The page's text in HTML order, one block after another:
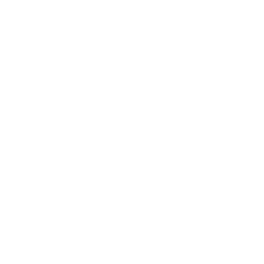
き作成されるも
ありません。
です。
ず変更すること
1000ppm以下、
下、フタル酸ジブチ
) : 1000ppm、
要な手段を講じ
これらの製造装